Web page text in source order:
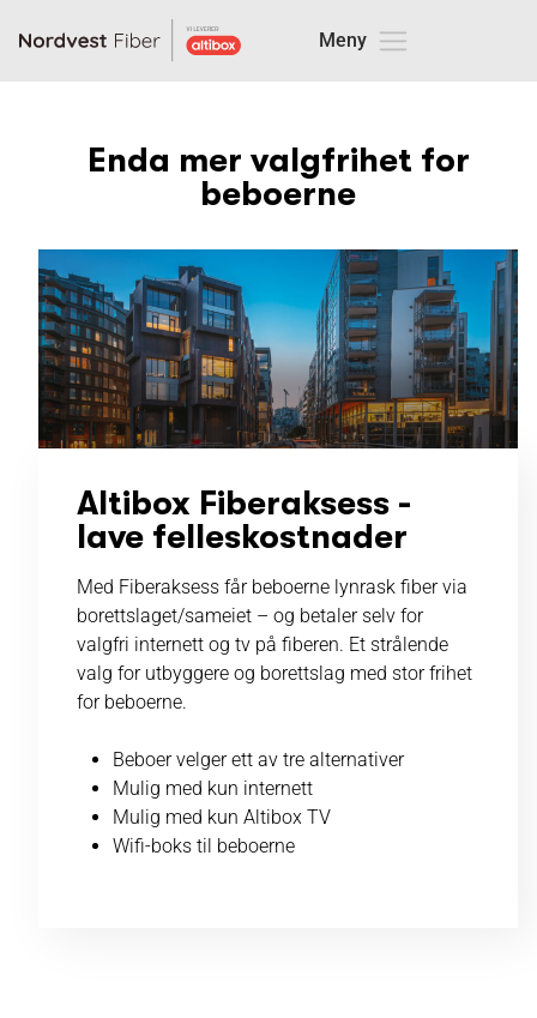
Enda mer valgfrihet for
beboerne
Altibox Fiberaksess -
lave felleskostnader
Med Fiberaksess får beboerne lynrask fiber via
borettslaget/sameiet – og betaler selv for
valgfri internett og tv på fiberen. Et strålende
valg for utbyggere og borettslag med stor frihet
for beboerne.
Beboer velger ett av tre alternativer
Mulig med kun internett
Mulig med kun Altibox TV
Wifi-boks til beboerne